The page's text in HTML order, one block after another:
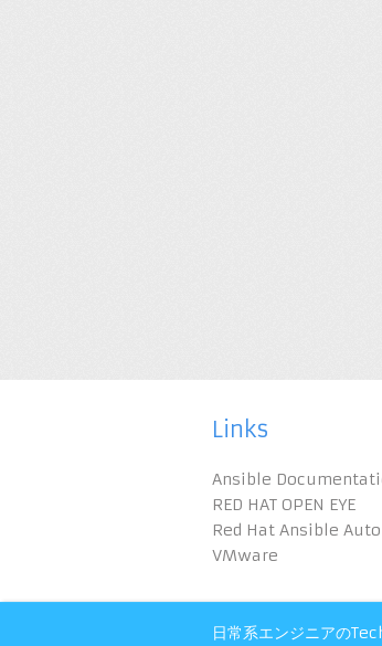
Links
Ansible
RED HAT OPEN EYE
Red Hat Ansible
VMware
日常系エンジニアの